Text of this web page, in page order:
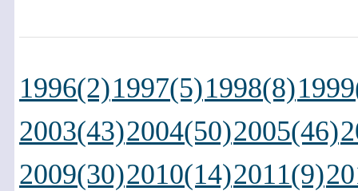
1996(2)1997(5)1998(8)
2003(43)2004(50)2005(46)
2009(30)2010(14)2011(9)